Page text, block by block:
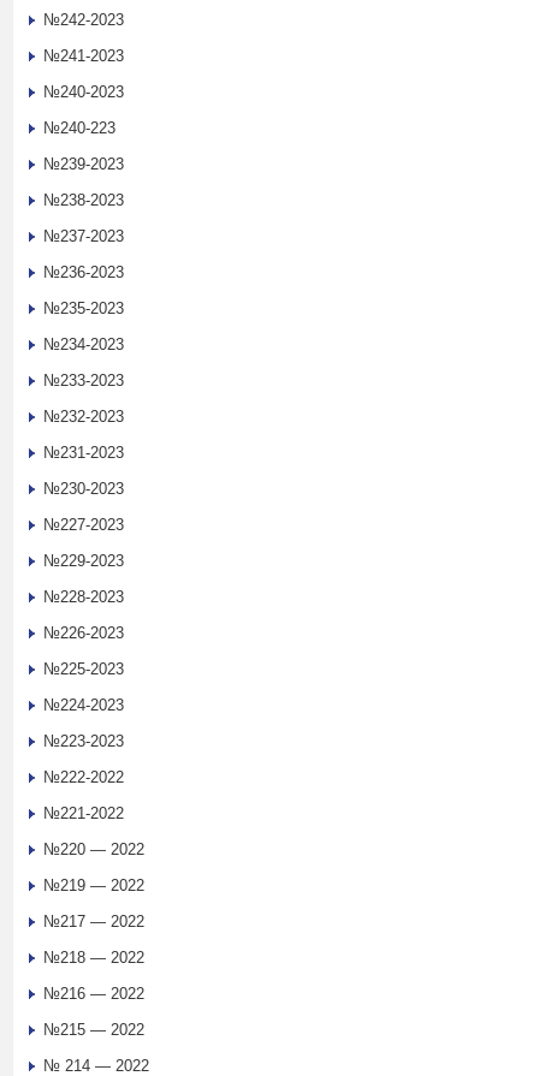
№242-2023
№241-2023
№240-2023
№240-223
№239-2023
№238-2023
№237-2023
№236-2023
№235-2023
№234-2023
№233-2023
№232-2023
№231-2023
№230-2023
№227-2023
№229-2023
№228-2023
№226-2023
№225-2023
№224-2023
№223-2023
№222-2022
№221-2022
№220 — 2022
№219 — 2022
№217 — 2022
№218 — 2022
№216 — 2022
№215 — 2022
№ 214 — 2022